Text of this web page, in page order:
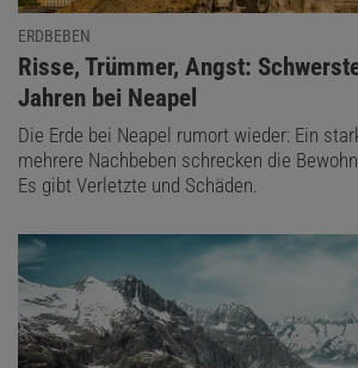
ERDBEBEN
:
Risse, Trümmer, Angst:
Jahren bei Neapel
Die Erde bei Neapel rumort wieder: Ein
mehrere Nachbeben schrecken die
Es gibt Verletzte und Schäden.